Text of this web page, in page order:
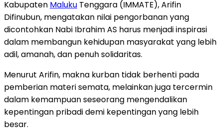
Kabupaten Maluku Tenggara (IMMATE), Arifin
Difinubun, mengatakan nilai pengorbanan yang
dicontohkan Nabi Ibrahim AS harus menjadi inspirasi
dalam membangun kehidupan masyarakat yang lebih
adil, amanah, dan penuh solidaritas.
Menurut Arifin, makna kurban tidak berhenti pada
pemberian materi semata, melainkan juga tercermin
dalam kemampuan seseorang mengendalikan
kepentingan pribadi demi kepentingan yang lebih
besar.